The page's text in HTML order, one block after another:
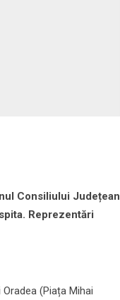
Consiliului Județean
Reprezentări
(Piața Mihai